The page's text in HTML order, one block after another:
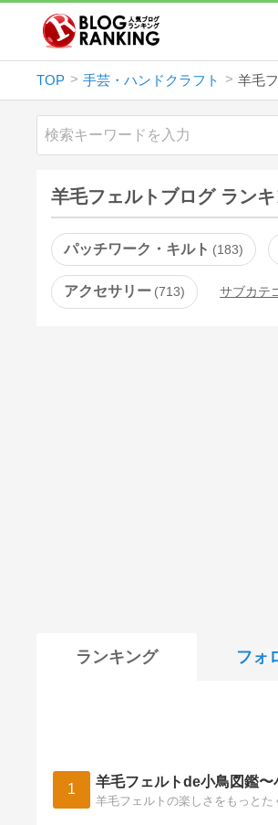
TOP 手芸・ハンドクラフト 羊毛
羊毛フェルトブログ ラン
パッチワーク・キルト 183
アクセサリー 713 サブカテ
ランキング フォ
1 羊毛フェルトde小鳥図鑑
羊毛フェルトの楽しさをもっとた